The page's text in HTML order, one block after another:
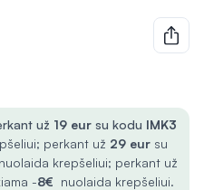
už 19 eur su kodu IMK3
perkant už 29 eur su
krepšeliui; perkant už
-8€ nuolaida krepšeliui.